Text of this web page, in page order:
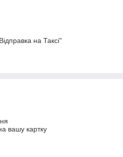
на Таксі"
вашу картку